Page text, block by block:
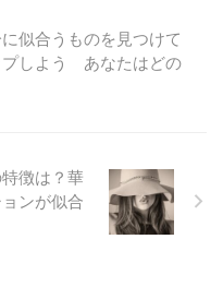
に似合うものを見つけて
プしよう あなたはどの
徴は？華
ンが似合